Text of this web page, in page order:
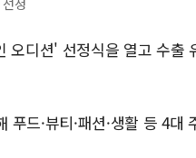
정
디션' 선정식을 열고 수출
드·뷰티·패션·생활 등 4